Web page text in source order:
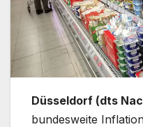
Düsseldorf (dts
bundesweite